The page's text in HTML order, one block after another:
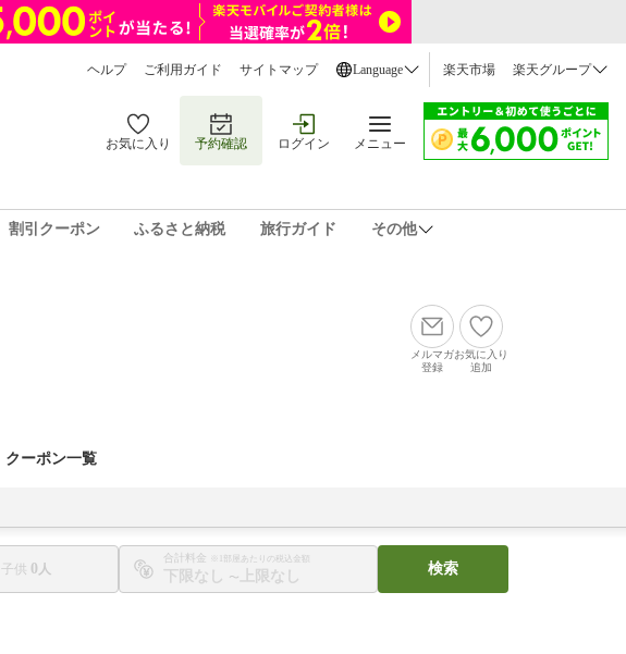
ヘルプ ご利用ガイド サイトマップ Language 楽天市場 楽天グループ
お気に入り 予約確認 ログイン メニュー
割引クーポン ふるさと納税 旅行ガイド その他
メルマガ
登録
お気に入り
追加
クーポン一覧
子供 0
合計料金 ※1部屋あたりの税込金額
〜
検索